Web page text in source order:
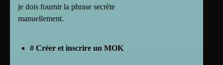
je dois fournir la phrase secrète
manuellement.
# Créer et inscrire un MOK